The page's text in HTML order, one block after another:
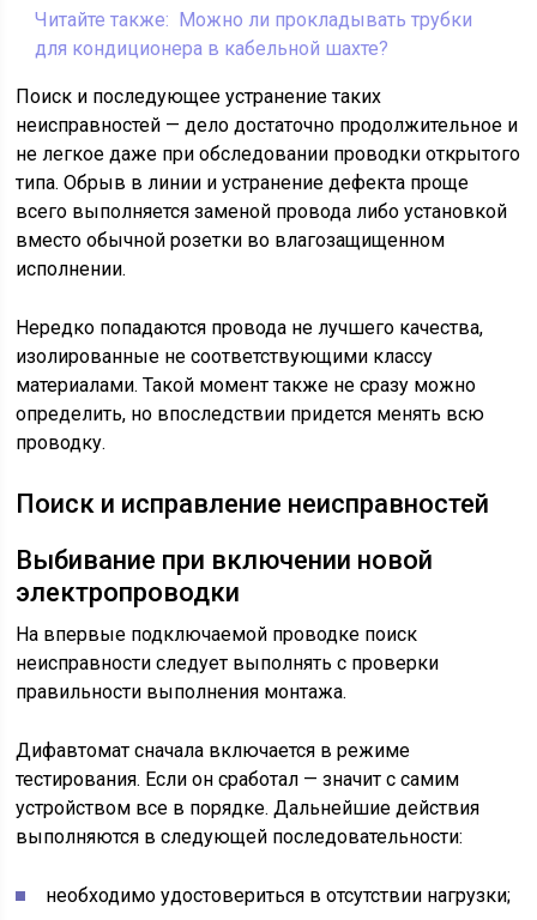
Читайте также: Можно ли прокладывать трубки
для кондиционера в кабельной шахте?
Поиск и последующее устранение таких
неисправностей — дело достаточно продолжительное и
не легкое даже при обследовании проводки открытого
типа. Обрыв в линии и устранение дефекта проще
всего выполняется заменой провода либо установкой
вместо обычной розетки во влагозащищенном
исполнении.
Нередко попадаются провода не лучшего качества,
изолированные не соответствующими классу
материалами. Такой момент также не сразу можно
определить, но впоследствии придется менять всю
проводку.
Поиск и исправление неисправностей
Выбивание при включении новой
электропроводки
На впервые подключаемой проводке поиск
неисправности следует выполнять с проверки
правильности выполнения монтажа.
Дифавтомат сначала включается в режиме
тестирования. Если он сработал — значит с самим
устройством все в порядке. Дальнейшие действия
выполняются в следующей последовательности:
необходимо удостовериться в отсутствии нагрузки;